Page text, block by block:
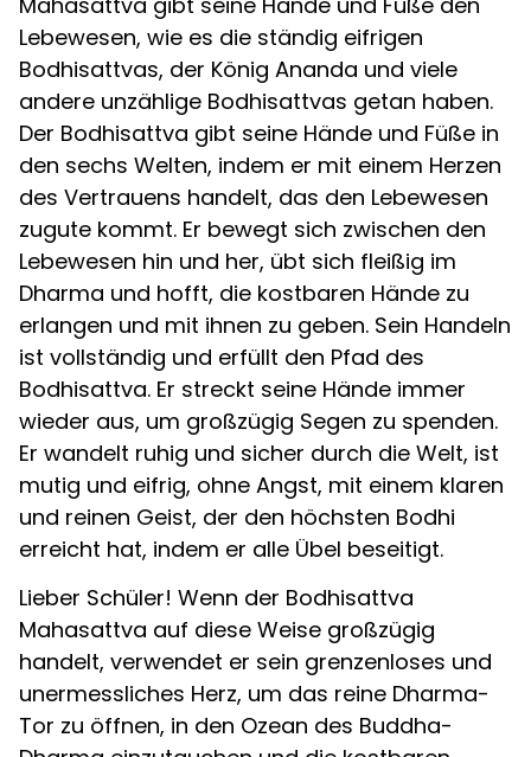
Lebewesen, wie es die ständig eifrigen
Bodhisattvas, der König Ananda und viele
andere unzählige Bodhisattvas getan haben.
Der Bodhisattva gibt seine Hände und Füße in
den sechs Welten, indem er mit einem Herzen
des Vertrauens handelt, das den Lebewesen
zugute kommt. Er bewegt sich zwischen den
Lebewesen hin und her, übt sich fleißig im
Dharma und hofft, die kostbaren Hände zu
erlangen und mit ihnen zu geben. Sein Handeln
ist vollständig und erfüllt den Pfad des
Bodhisattva. Er streckt seine Hände immer
wieder aus, um großzügig Segen zu spenden.
Er wandelt ruhig und sicher durch die Welt, ist
mutig und eifrig, ohne Angst, mit einem klaren
und reinen Geist, der den höchsten Bodhi
erreicht hat, indem er alle Übel beseitigt.
Lieber Schüler! Wenn der Bodhisattva
Mahasattva auf diese Weise großzügig
handelt, verwendet er sein grenzenloses und
unermessliches Herz, um das reine Dharma-
Tor zu öffnen, in den Ozean des Buddha-